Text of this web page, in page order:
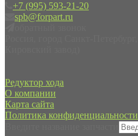
+7 (995) 593-21-20
spb@forpart.ru
Редуктор хода
О компании
Карта сайта
Политика конфиденциальности